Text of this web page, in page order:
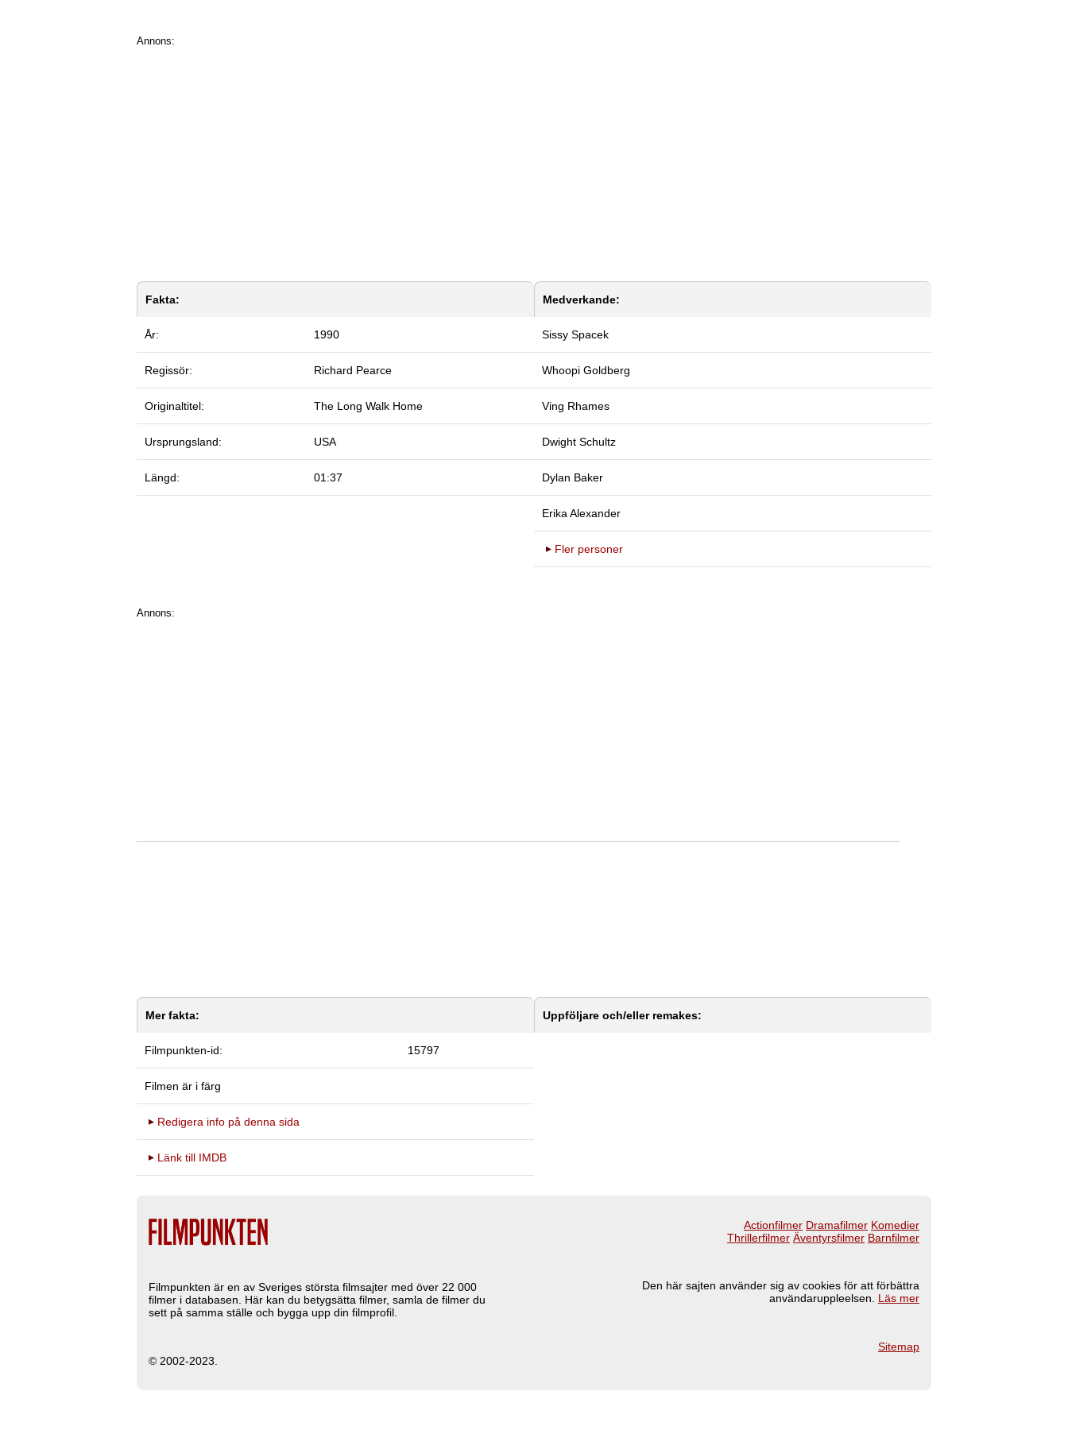
Annons:
Fakta:
År: 1990
Regissör: Richard Pearce
Originaltitel: The Long Walk Home
Ursprungsland: USA
Längd: 01:37
Medverkande:
Sissy Spacek
Whoopi Goldberg
Ving Rhames
Dwight Schultz
Dylan Baker
Erika Alexander
Fler personer
Annons:
Mer fakta:
Filmpunkten-id: 15797
Filmen är i färg
Redigera info på denna sida
Länk till IMDB
Uppföljare och/eller remakes:
Filmpunkten är en av Sveriges största filmsajter med över 22 000
filmer i databasen. Här kan du betygsätta filmer, samla de filmer du
sett på samma ställe och bygga upp din filmprofil.
© 2002-2023.
Actionfilmer Dramafilmer Komedier
Thrillerfilmer Äventyrsfilmer Barnfilmer
Den här sajten använder sig av cookies för att förbättra
användaruppleelsen. Läs mer
Sitemap